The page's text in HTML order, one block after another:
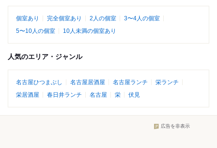
個室あり 完全個室あり 2人の個室
3〜4人の個室
5〜10人の個室
10人未満の個室あり
人気のエリア・ジャンル
名古屋ひつまぶし 名古屋居酒屋 名古屋ランチ
栄ランチ
栄居酒屋
春日井ランチ 名古屋 栄 伏見
広告を非表示